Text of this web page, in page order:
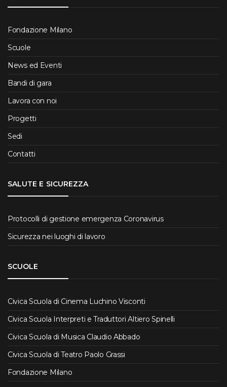
Fondazione Milano
Scuole
News ed Eventi
Bandi di gara
Lavora con noi
Progetti
Sedi
Contatti
SALUTE E SICUREZZA
Protocolli di gestione emergenza Coronavirus
Sicurezza nei luoghi di lavoro
SCUOLE
Civica Scuola di Cinema Luchino Visconti
Civica Scuola Interpreti e Traduttori Altiero Spinelli
Civica Scuola di Musica Claudio Abbado
Civica Scuola di Teatro Paolo Grassi
Fondazione Milano